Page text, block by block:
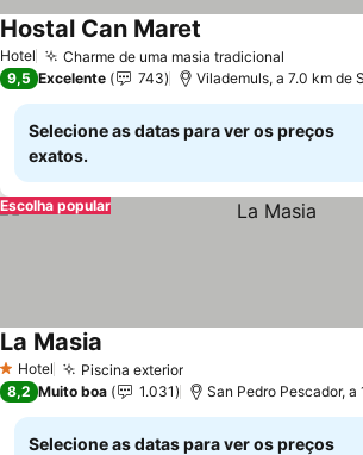
Hotel Charme de uma masia tradicional
Hostal Can Maret
9,5 Excelente 743 Vilademuls, a 7.0 km de
Selecione as datas para ver os preços
exatos.
Escolha popular
1 Estrelas
Hotel Piscina exterior
La Masia
8,2 Muito boa 1.031 San Pedro Pescador, a
Selecione as datas para ver os preços